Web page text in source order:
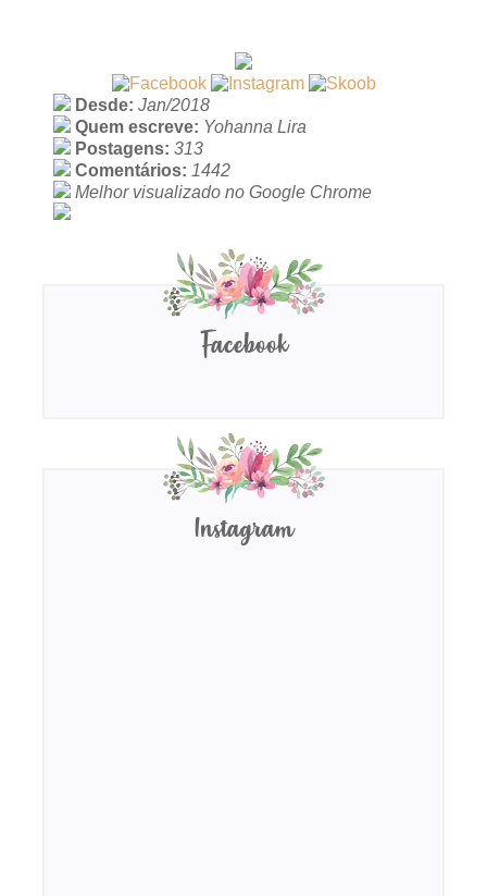
Desde: Jan/2018
Quem escreve: Yohanna Lira
Postagens: 313
Comentários: 1442
Melhor visualizado no Google Chrome
Facebook
Instagram